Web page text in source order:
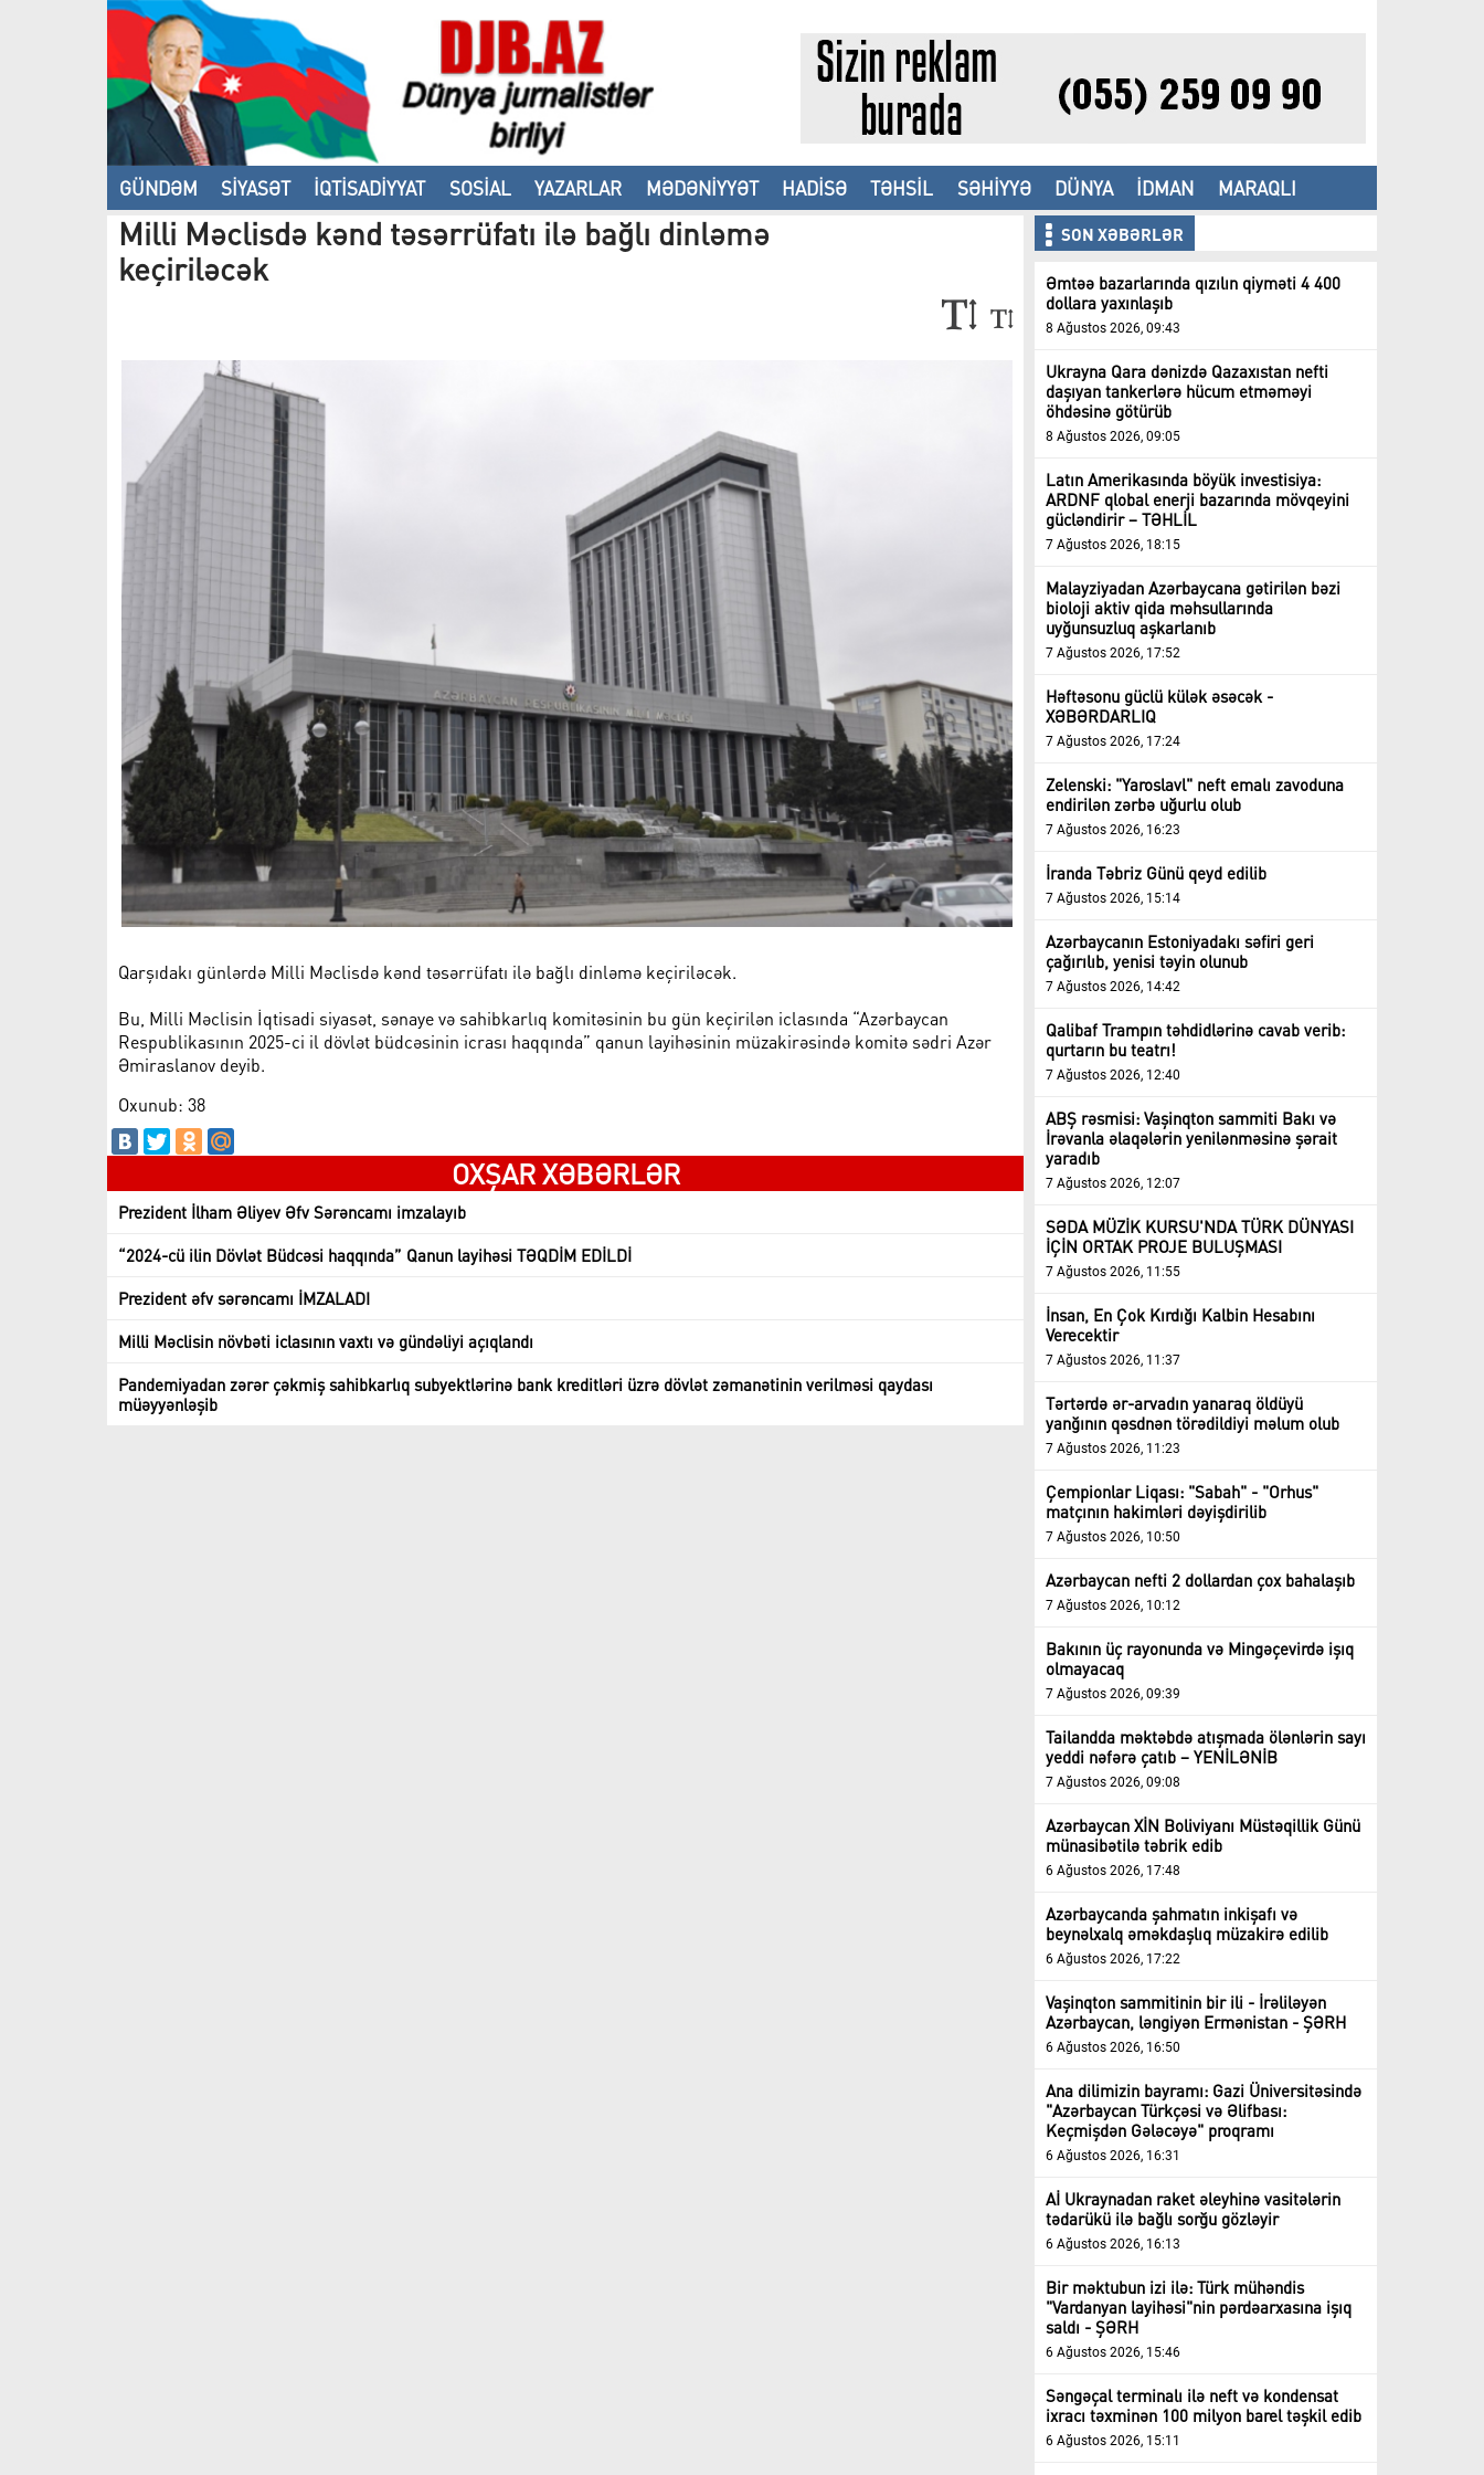
GÜNDƏM SİYASƏT İQTİSADİYYAT SOSİAL YAZARLAR MƏDƏNİYYƏT HADİSƏ TƏHSİL SƏHİYYƏ DÜNYA İDMAN
MARAQLI
VİDEO
Milli Məclisdə kənd təsərrüfatı ilə bağlı dinləmə
keçiriləcək
Qarşıdakı günlərdə Milli Məclisdə kənd təsərrüfatı ilə bağlı dinləmə keçiriləcək.
Bu, Milli Məclisin İqtisadi siyasət, sənaye və sahibkarlıq komitəsinin bu gün keçirilən iclasında “Azərbaycan
Respublikasının 2025-ci il dövlət büdcəsinin icrası haqqında” qanun layihəsinin müzakirəsində komitə sədri Azər
Əmiraslanov deyib.
Oxunub: 38
OXŞAR XƏBƏRLƏR
Prezident İlham Əliyev Əfv Sərəncamı imzalayıb
“2024-cü ilin Dövlət Büdcəsi haqqında” Qanun layihəsi TƏQDİM EDİLDİ
Prezident əfv sərəncamı İMZALADI
Milli Məclisin növbəti iclasının vaxtı və gündəliyi açıqlandı
Pandemiyadan zərər çəkmiş sahibkarlıq subyektlərinə bank kreditləri üzrə dövlət zəmanətinin verilməsi qaydası
müəyyənləşib
SON XƏBƏRLƏR
Əmtəə bazarlarında qızılın qiyməti 4 400
dollara yaxınlaşıb
8 Ağustos 2026, 09:43
Ukrayna Qara dənizdə Qazaxıstan nefti
daşıyan tankerlərə hücum etməməyi
öhdəsinə götürüb
8 Ağustos 2026, 09:05
Latın Amerikasında böyük investisiya:
ARDNF qlobal enerji bazarında mövqeyini
gücləndirir – TƏHLİL
7 Ağustos 2026, 18:15
Malayziyadan Azərbaycana gətirilən bəzi
bioloji aktiv qida məhsullarında
uyğunsuzluq aşkarlanıb
7 Ağustos 2026, 17:52
Həftəsonu güclü külək əsəcək -
XƏBƏRDARLIQ
7 Ağustos 2026, 17:24
Zelenski: "Yaroslavl" neft emalı zavoduna
endirilən zərbə uğurlu olub
7 Ağustos 2026, 16:23
İranda Təbriz Günü qeyd edilib
7 Ağustos 2026, 15:14
Azərbaycanın Estoniyadakı səfiri geri
çağırılıb, yenisi təyin olunub
7 Ağustos 2026, 14:42
Qalibaf Trampın təhdidlərinə cavab verib:
qurtarın bu teatrı!
7 Ağustos 2026, 12:40
ABŞ rəsmisi: Vaşinqton sammiti Bakı və
İrəvanla əlaqələrin yenilənməsinə şərait
yaradıb
7 Ağustos 2026, 12:07
SƏDA MÜZİK KURSU'NDA TÜRK DÜNYASI
İÇİN ORTAK PROJE BULUŞMASI
7 Ağustos 2026, 11:55
İnsan, En Çok Kırdığı Kalbin Hesabını
Verecektir
7 Ağustos 2026, 11:37
Tərtərdə ər-arvadın yanaraq öldüyü
yanğının qəsdnən törədildiyi məlum olub
7 Ağustos 2026, 11:23
Çempionlar Liqası: "Sabah" - "Orhus"
matçının hakimləri dəyişdirilib
7 Ağustos 2026, 10:50
Azərbaycan nefti 2 dollardan çox bahalaşıb
7 Ağustos 2026, 10:12
Bakının üç rayonunda və Mingəçevirdə işıq
olmayacaq
7 Ağustos 2026, 09:39
Tailandda məktəbdə atışmada ölənlərin sayı
yeddi nəfərə çatıb – YENİLƏNİB
7 Ağustos 2026, 09:08
Azərbaycan XİN Boliviyanı Müstəqillik Günü
münasibətilə təbrik edib
6 Ağustos 2026, 17:48
Azərbaycanda şahmatın inkişafı və
beynəlxalq əməkdaşlıq müzakirə edilib
6 Ağustos 2026, 17:22
Vaşinqton sammitinin bir ili - İrəliləyən
Azərbaycan, ləngiyən Ermənistan - ŞƏRH
6 Ağustos 2026, 16:50
Ana dilimizin bayramı: Gazi Üniversitəsində
"Azərbaycan Türkçəsi və Əlifbası:
Keçmişdən Gələcəyə" proqramı
6 Ağustos 2026, 16:31
Aİ Ukraynadan raket əleyhinə vasitələrin
tədarükü ilə bağlı sorğu gözləyir
6 Ağustos 2026, 16:13
Bir məktubun izi ilə: Türk mühəndis
"Vardanyan layihəsi"nin pərdəarxasına işıq
saldı - ŞƏRH
6 Ağustos 2026, 15:46
Səngəçal terminalı ilə neft və kondensat
ixracı təxminən 100 milyon barel təşkil edib
6 Ağustos 2026, 15:11